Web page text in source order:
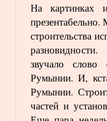
На картинках
строительства
звучало
Румынии. И,
Румынии.
частей и